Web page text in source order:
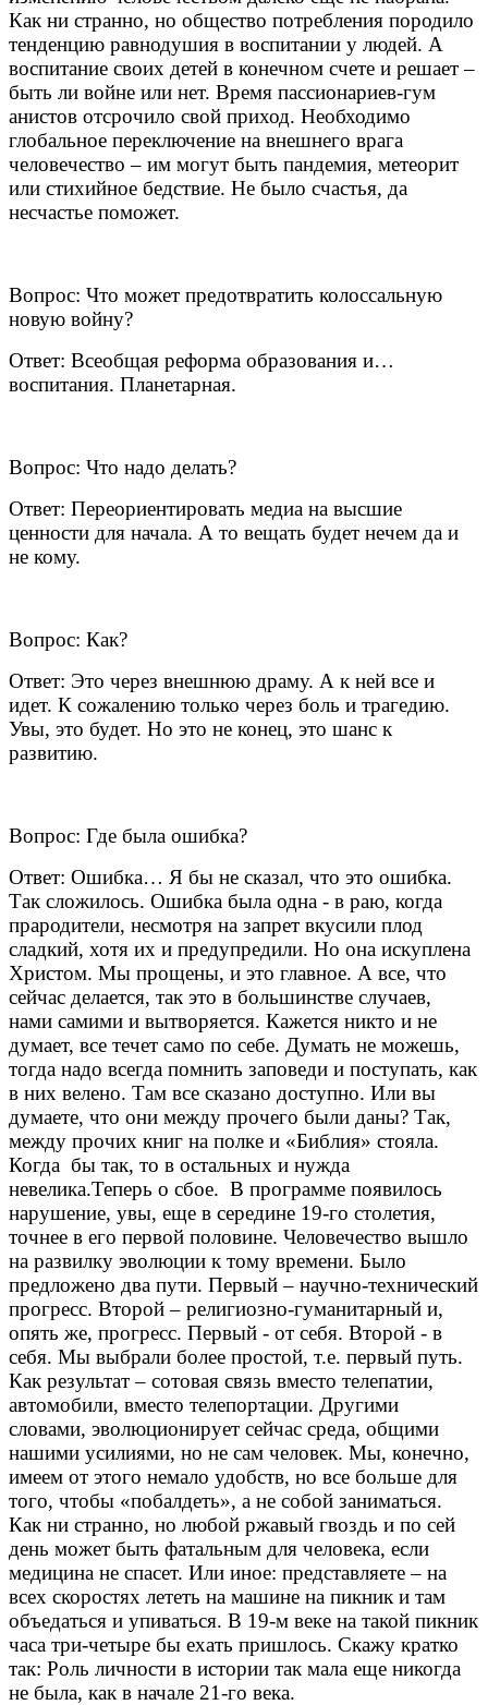
Как ни странно, но общество потребления породило
тенденцию равнодушия в воспитании у людей. А
воспитание своих детей в конечном счете и решает –
быть ли войне или нет. Время пассионариев-гум
анистов отсрочило свой приход. Необходимо
глобальное переключение на внешнего врага
человечество – им могут быть пандемия, метеорит
или стихийное бедствие. Не было счастья, да
несчастье поможет.
Вопрос: Что может предотвратить колоссальную
новую войну?
Ответ: Всеобщая реформа образования и…
воспитания. Планетарная.
Вопрос: Что надо делать?
Ответ: Переориентировать медиа на высшие
ценности для начала. А то вещать будет нечем да и
не кому.
Вопрос: Как?
Ответ: Это через внешнюю драму. А к ней все и
идет. К сожалению только через боль и трагедию.
Увы, это будет. Но это не конец, это шанс к
развитию.
Вопрос: Где была ошибка?
Ответ: Ошибка… Я бы не сказал, что это ошибка.
Так сложилось. Ошибка была одна - в раю, когда
прародители, несмотря на запрет вкусили плод
сладкий, хотя их и предупредили. Но она искуплена
Христом. Мы прощены, и это главное. А все, что
сейчас делается, так это в большинстве случаев,
нами самими и вытворяется. Кажется никто и не
думает, все течет само по себе. Думать не можешь,
тогда надо всегда помнить заповеди и поступать, как
в них велено. Там все сказано доступно. Или вы
думаете, что они между прочего были даны? Так,
между прочих книг на полке и «Библия» стояла.
Когда бы так, то в остальных и нужда
невелика.Теперь о сбое. В программе появилось
нарушение, увы, еще в середине 19-го столетия,
точнее в его первой половине. Человечество вышло
на развилку эволюции к тому времени. Было
предложено два пути. Первый – научно-технический
прогресс. Второй – религиозно-гуманитарный и,
опять же, прогресс. Первый - от себя. Второй - в
себя. Мы выбрали более простой, т.е. первый путь.
Как результат – сотовая связь вместо телепатии,
автомобили, вместо телепортации. Другими
словами, эволюционирует сейчас среда, общими
нашими усилиями, но не сам человек. Мы, конечно,
имеем от этого немало удобств, но все больше для
того, чтобы «побалдеть», а не собой заниматься.
Как ни странно, но любой ржавый гвоздь и по сей
день может быть фатальным для человека, если
медицина не спасет. Или иное: представляете – на
всех скоростях лететь на машине на пикник и там
объедаться и упиваться. В 19-м веке на такой пикник
часа три-четыре бы ехать пришлось. Скажу кратко
так: Роль личности в истории так мала еще никогда
не была, как в начале 21-го века.